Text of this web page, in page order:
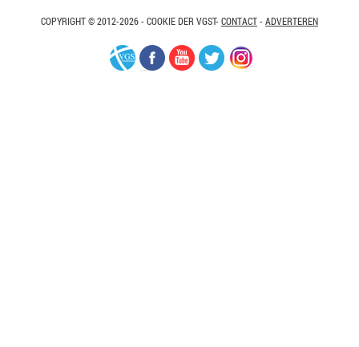
COPYRIGHT © 2012-2026 - COOKIE DER VGST- CONTACT- ADVERTEREN